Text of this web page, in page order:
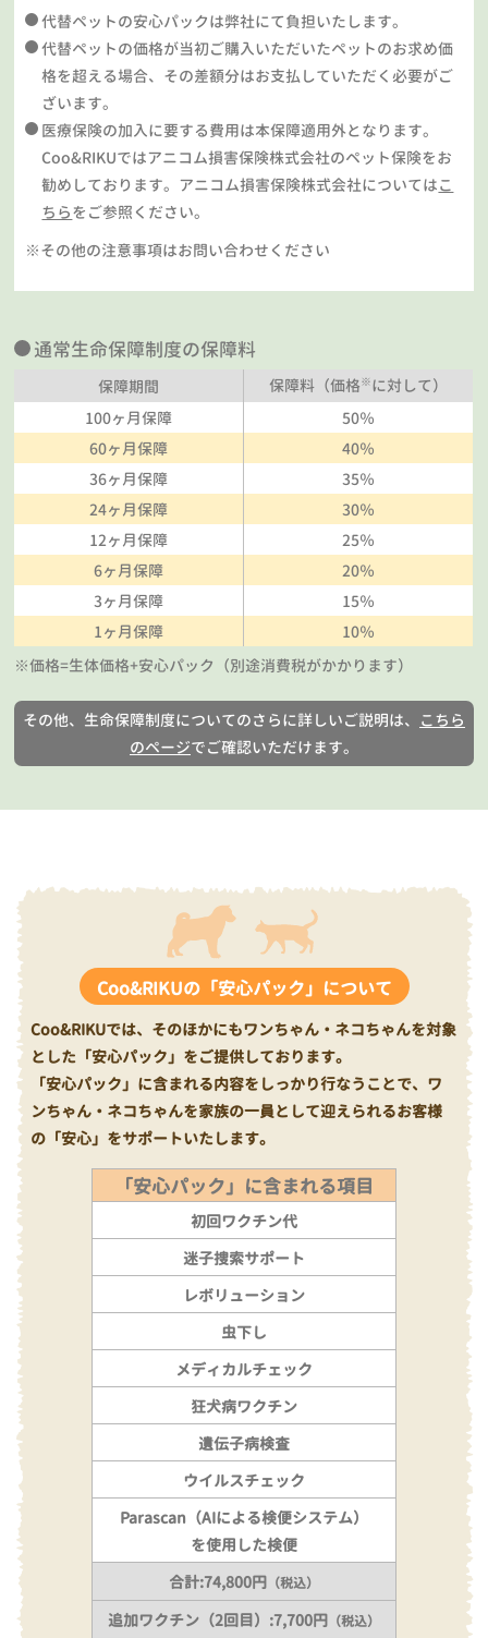
代替ペットの安心パックは弊社にて負担いたします。
代替ペットの価格が当初ご購入いただいたペットのお求め価
格を超える場合、その差額分はお支払していただく必要がご
ざいます。
医療保険の加入に要する費用は本保障適用外となります。
Coo&RIKUではアニコム損害保険株式会社のペット保険をお
勧めしております。アニコム損害保険株式会社についてはこ
ちらをご参照ください。
※その他の注意事項はお問い合わせください
通常生命保障制度の保障料
保障期間 保障料（価格※に対して）
100ヶ月保障
50％
60ヶ月保障
40％
36ヶ月保障
35％
24ヶ月保障
30％
12ヶ月保障
25％
6ヶ月保障
20％
3ヶ月保障
15％
1ヶ月保障
10％
※価格=生体価格+安心パック（別途消費税がかかります）
その他、生命保障制度についてのさらに詳しいご説明は、 こちら
のページでご確認いただけます。
Coo&RIKUの「安心パック」について
Coo&RIKUでは、そのほかにもワンちゃん・ネコちゃんを対象
とした「安心パック」をご提供しております。
「安心パック」に含まれる内容をしっかり行なうことで、ワ
ンちゃん・ネコちゃんを家族の一員として迎えられるお客様
の「安心」をサポートいたします。
「安心パック」に含まれる項目
初回ワクチン代
迷子捜索サポート
レボリューション
虫下し
メディカルチェック
狂犬病ワクチン
遺伝子病検査
ウイルスチェック
Parascan（AIによる検便システム）
を使用した検便
合計:74,800円 （税込）
追加ワクチン（2回目）:7,700円 （税込）